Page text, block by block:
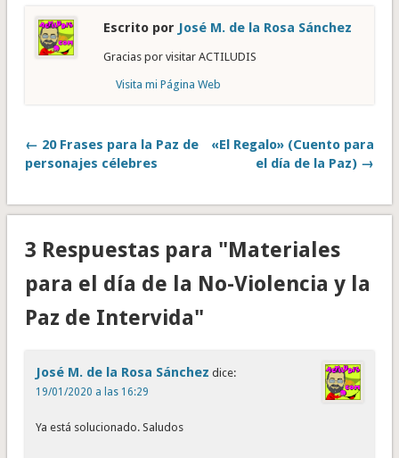
Escrito por José M. de la Rosa Sánchez
Gracias por visitar ACTILUDIS
Visita mi Página Web
← 20 Frases para la Paz de
personajes célebres
«El Regalo» (Cuento para
el día de la Paz) →
3 Respuestas para "Materiales
para el día de la No-Violencia y la
Paz de Intervida"
José M. de la Rosa Sánchez dice:
19/01/2020 a las 16:29
Ya está solucionado. Saludos